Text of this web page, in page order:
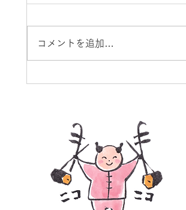
受付開始♪
コメントを追加…